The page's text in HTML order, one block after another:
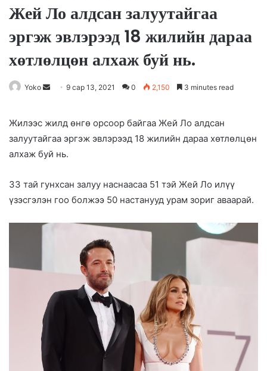
Жей Ло алдсан залуутайгаа
эргэж эвлэрээд 18 жилийн дараа
хөтлөлцөн алхаж буй нь.
Yoko
a
n
m
a
9 сар 13, 2021 0 2,150 3 minutes read
Жилээс жилд өнгө орсоор байгаа Жей Ло алдсан
залуутайгаа эргэж эвлэрээд 18 жилийн дараа хөтлөлцөн
алхаж буй нь.
33 тай гунхсан залуу наснаасаа 51 тэй Жей Ло илүү
үзэсгэлэн гоо болжээ 50 настанууд урам зориг аваарай.